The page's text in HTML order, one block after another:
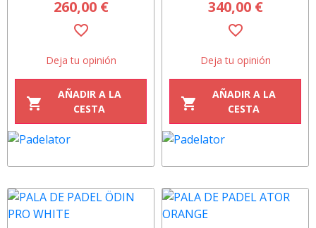
260,00 €
favorite_border
Deja tu opinión
shopping_cart
AÑADIR A LA
CESTA
340,00 €
favorite_border
Deja tu opinión
shopping_cart
AÑADIR A LA
CESTA